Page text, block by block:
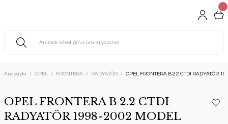
Anasayfa OPEL FRONTERA RADYATÖR OPEL FRONTERA B 2.2 CTDI RADYATÖR
OPEL FRONTERA B 2.2 CTDI
RADYATÖR 1998-2002 MODEL